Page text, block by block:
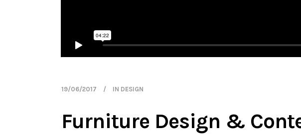
19/06/2017 IN DESIGN
Furniture Design &